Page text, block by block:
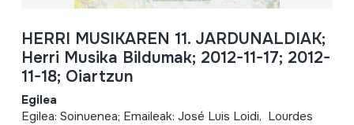
HERRI MUSIKAREN 11. JARDUNALDIAK;
Herri Musika Bildumak; 2012-11-17; 2012-
11-18; Oiartzun
Egilea
Egilea: Soinuenea; Emaileak: José Luis Loidi, Lourdes